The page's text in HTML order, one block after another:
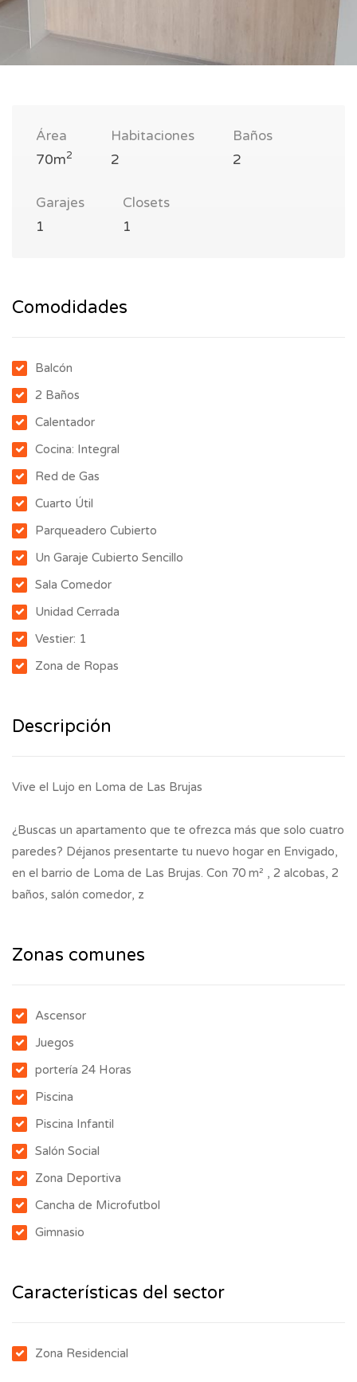
Área
70m2
Habitaciones
2
Baños
2
Garajes
1
Closets
1
Comodidades
Balcón
2 Baños
Calentador
Cocina: Integral
Red de Gas
Cuarto Útil
Parqueadero Cubierto
Un Garaje Cubierto Sencillo
Sala Comedor
Unidad Cerrada
Vestier: 1
Zona de Ropas
Descripción
Vive el Lujo en Loma de Las Brujas
¿Buscas un apartamento que te ofrezca más que solo cuatro
paredes? Déjanos presentarte tu nuevo hogar en Envigado,
en el barrio de Loma de Las Brujas. Con 70 m² , 2 alcobas, 2
baños, salón comedor, z
Zonas comunes
Ascensor
Juegos
portería 24 Horas
Piscina
Piscina Infantil
Salón Social
Zona Deportiva
Cancha de Microfutbol
Gimnasio
Características del sector
Zona Residencial